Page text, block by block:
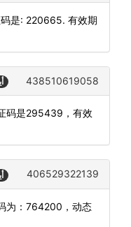
码是: 220665. 有效期
438510619058
码是295439，有效
406529322139
为：764200，动态